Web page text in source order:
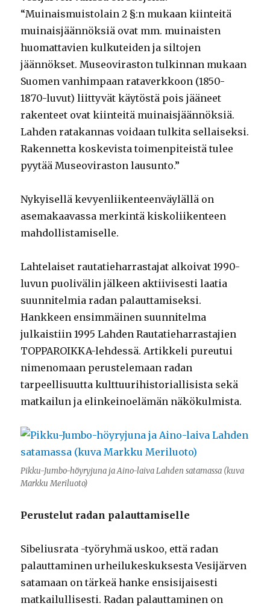
“Muinaismuistolain 2 §:n mukaan kiinteitä
muinaisjäännöksiä ovat mm. muinaisten
huomattavien kulkuteiden ja siltojen
jäännökset. Museoviraston tulkinnan mukaan
Suomen vanhimpaan rataverkkoon (1850-
1870-luvut) liittyvät käytöstä pois jääneet
rakenteet ovat kiinteitä muinaisjäännöksiä.
Lahden ratakannas voidaan tulkita sellaiseksi.
Rakennetta koskevista toimenpiteistä tulee
pyytää Museoviraston lausunto.”
Nykyisellä kevyenliikenteenväylällä on
asemakaavassa merkintä kiskoliikenteen
mahdollistamiselle.
Lahtelaiset rautatieharrastajat alkoivat 1990-
luvun puolivälin jälkeen aktiivisesti laatia
suunnitelmia radan palauttamiseksi.
Hankkeen ensimmäinen suunnitelma
julkaistiin 1995 Lahden Rautatieharrastajien
TOPPAROIKKA-lehdessä. Artikkeli pureutui
nimenomaan perustelemaan radan
tarpeellisuutta kulttuurihistoriallisista sekä
matkailun ja elinkeinoelämän näkökulmista.
Pikku-Jumbo-höyryjuna ja Aino-laiva Lahden satamassa (kuva
Markku Meriluoto)
Perustelut radan palauttamiselle
Sibeliusrata -työryhmä uskoo, että radan
palauttaminen urheilukeskuksesta Vesijärven
satamaan on tärkeä hanke ensisijaisesti
matkailullisesti. Radan palauttaminen on